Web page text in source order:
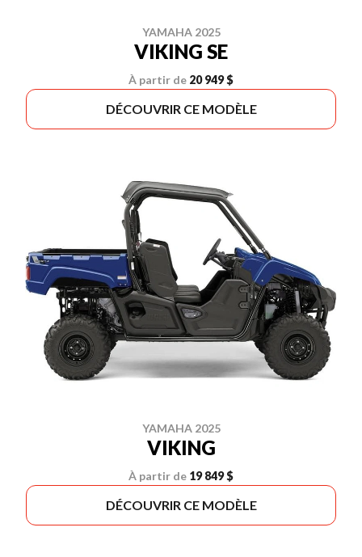
YAMAHA 2025
VIKING SE
À partir de 20 949 $
DÉCOUVRIR CE MODÈLE
YAMAHA 2025
VIKING
À partir de 19 849 $
DÉCOUVRIR CE MODÈLE